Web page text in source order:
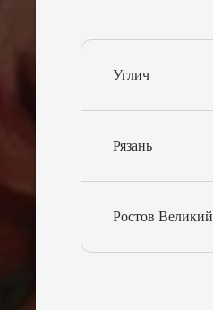
Углич
Рязань
Ростов Великий